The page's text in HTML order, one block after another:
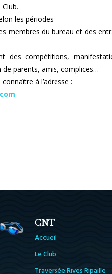
les périodes :
membres du bureau et des
des compétitions,
parents, amis, complices…
à l’adresse :
CNT
Accueil
Le Club
Traversée Rives Ripaille